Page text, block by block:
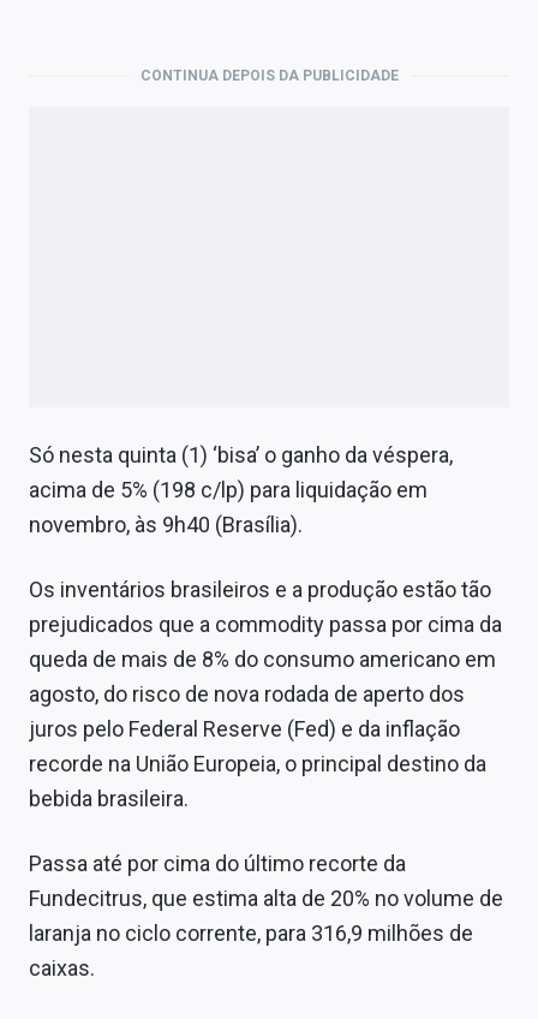
Tecnologia
Conteúdo de Marca
Expediente
Contato
CONTINUA DEPOIS DA PUBLICIDADE
Só nesta quinta (1) ‘bisa’ o ganho da véspera,
acima de 5% (198 c/lp) para liquidação em
novembro, às 9h40 (Brasília).
Os inventários brasileiros e a produção estão tão
prejudicados que a commodity passa por cima da
queda de mais de 8% do consumo americano em
agosto, do risco de nova rodada de aperto dos
juros pelo Federal Reserve (Fed) e da inflação
recorde na União Europeia, o principal destino da
bebida brasileira.
Passa até por cima do último recorte da
Fundecitrus, que estima alta de 20% no volume de
laranja no ciclo corrente, para 316,9 milhões de
caixas.